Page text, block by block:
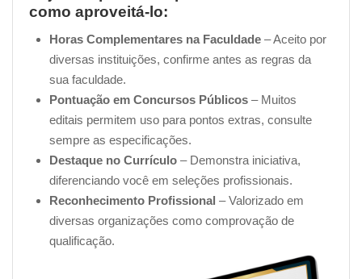
O conteúdo do nosso
Curso de Planejamento de
Cardápios Online é Gratuito
, assim como a grande
maioria dos cursos da nossa plataforma
Cursos Online
! No entanto, apenas para lembrar, há
uma taxa para a emissão do certificado no valor de
49,90 (O certificado é uma opção para os alunos, e
eles têm a liberdade de se inscreverem em quantos
cursos gratuitos desejarem, sem limitações, mesmo
sem a intenção de obter certificados de todos ou de
nenhum deles)
Essa taxa pode ser paga via boleto, cartão de crédito ou
como aproveitá-lo:
Horas Complementares na Faculdade – Aceito por
diversas instituições, confirme antes as regras da
sua faculdade.
Pontuação em Concursos Públicos – Muitos
editais permitem uso para pontos extras, consulte
sempre as especificações.
Destaque no Currículo – Demonstra iniciativa,
diferenciando você em seleções profissionais.
Reconhecimento Profissional – Valorizado em
diversas organizações como comprovação de
qualificação.